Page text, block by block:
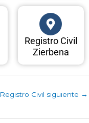
Registro Civil
Zierbena
Registro Civil siguiente →